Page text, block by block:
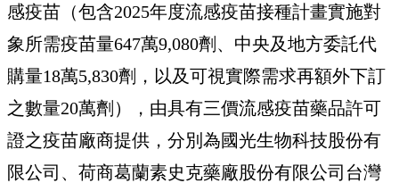
感疫苗（包含2025年度流感疫苗接種計畫實施對
象所需疫苗量647萬9,080劑、中央及地方委託代
購量18萬5,830劑，以及可視實際需求再額外下訂
之數量20萬劑），由具有三價流感疫苗藥品許可
證之疫苗廠商提供，分別為國光生物科技股份有
限公司、荷商葛蘭素史克藥廠股份有限公司台灣